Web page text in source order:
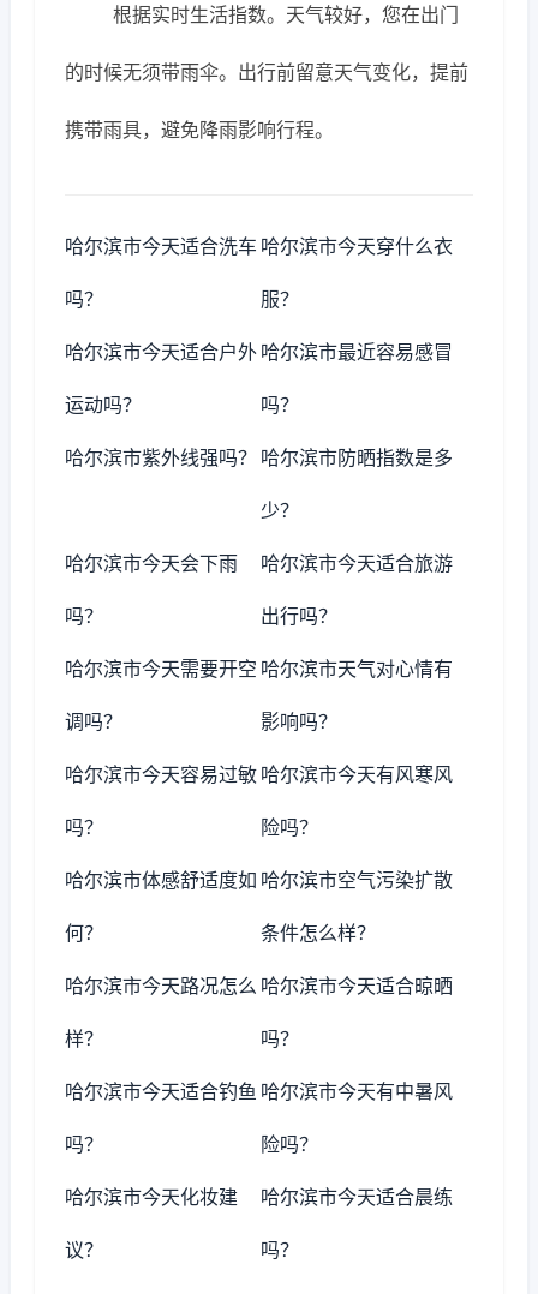
根据实时生活指数。天气较好，您在出门
的时候无须带雨伞。出行前留意天气变化，提前
携带雨具，避免降雨影响行程。
哈尔滨市今天适合洗车
吗？
哈尔滨市今天穿什么衣
服？
哈尔滨市今天适合户外
运动吗？
哈尔滨市最近容易感冒
吗？
哈尔滨市紫外线强吗？ 哈尔滨市防晒指数是多
少？
哈尔滨市今天会下雨
吗？
哈尔滨市今天适合旅游
出行吗？
哈尔滨市今天需要开空
调吗？
哈尔滨市天气对心情有
影响吗？
哈尔滨市今天容易过敏
吗？
哈尔滨市今天有风寒风
险吗？
哈尔滨市体感舒适度如
何？
哈尔滨市空气污染扩散
条件怎么样？
哈尔滨市今天路况怎么
样？
哈尔滨市今天适合晾晒
吗？
哈尔滨市今天适合钓鱼
吗？
哈尔滨市今天有中暑风
险吗？
哈尔滨市今天化妆建
议？
哈尔滨市今天适合晨练
吗？